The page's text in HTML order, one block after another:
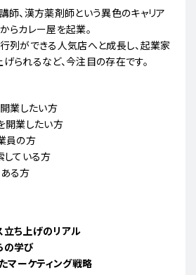
師、漢方薬剤師という異色のキャリア
らカレー屋を起業。
列ができる人気店へと成長し、起業家
られるなど、今注目の存在です。
開業したい方
開業したい方
員の方
している方
る方
ち上げのリアル
の学び
マーケティング戦略